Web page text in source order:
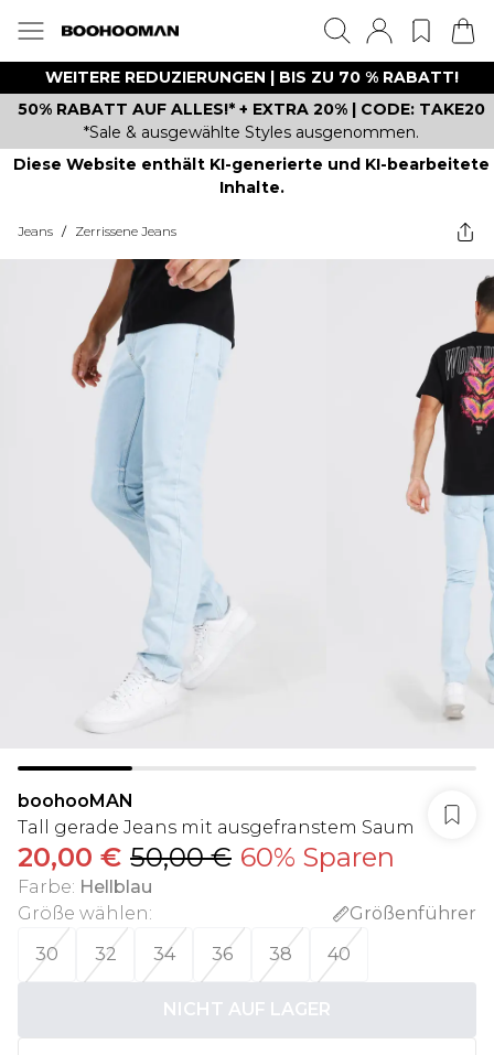
WEITERE REDUZIERUNGEN | BIS ZU 70 % RABATT!
50% RABATT AUF ALLES!* + EXTRA 20% | CODE: TAKE20
*Sale & ausgewählte Styles ausgenommen.
Diese Website enthält KI-generierte und KI-bearbeitete
Inhalte.
Jeans / Zerrissene Jeans
boohooMAN
Tall gerade Jeans mit ausgefranstem Saum
20,00 € 50,00 € 60% Sparen
Farbe: Hellblau
Größe wählen:
Größenführer
30
32 34 36 38 40
NICHT AUF LAGER